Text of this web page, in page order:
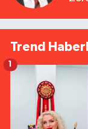
Trend
1